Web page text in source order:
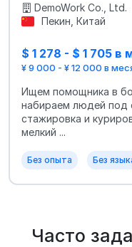
DemoWork Co., Ltd.
Пекин, Китай
$ 1 278 - $ 1 705 в
¥ 9 000 - ¥ 12 000 в
Ищем помощника в
набираем людей под
стажировка и
мелкий ...
Без опыта Без
Часто